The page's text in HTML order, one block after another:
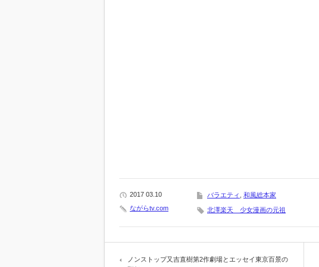
2017 03.10
ながらtv.com
バラエティ 和風総本家
北澤楽天 少女漫画の元祖
ノンストップ又吉直樹第2作劇場とエッセイ東京百景の